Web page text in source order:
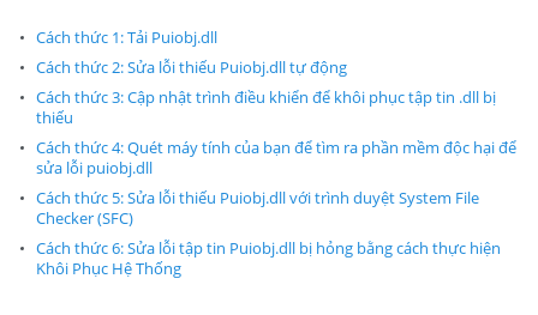
Cách thức 1: Tải Puiobj.dll
Cách thức 2: Sửa lỗi thiếu Puiobj.dll tự động
Cách thức 3: Cập nhật trình điều khiển để khôi phục tập tin .dll bị
thiếu
Cách thức 4: Quét máy tính của bạn để tìm ra phần mềm độc hại để
sửa lỗi puiobj.dll
Cách thức 5: Sửa lỗi thiếu Puiobj.dll với trình duyệt System File
Checker (SFC)
Cách thức 6: Sửa lỗi tập tin Puiobj.dll bị hỏng bằng cách thực hiện
Khôi Phục Hệ Thống